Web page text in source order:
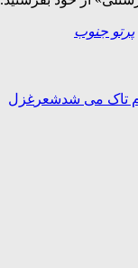
پرتو جنوب
تاک می شدشعر غزل